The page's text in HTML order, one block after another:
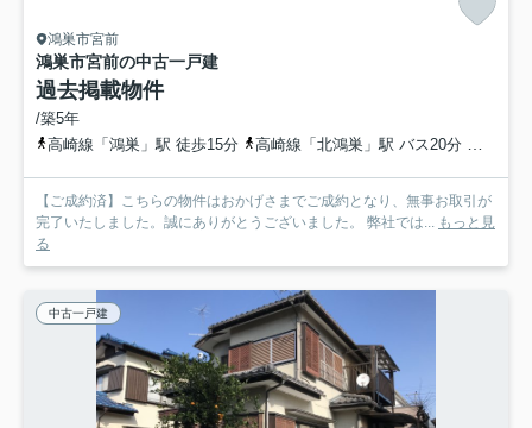
鴻巣市宮前
鴻巣市宮前の中古一戸建
過去掲載物件
/築5年
高崎線「鴻巣」駅 徒歩15分
高崎線「北鴻巣」駅 バス20分 埼玉県鴻巣市「宮前原」 停歩3分
【ご成約済】こちらの物件はおかげさまでご成約となり、無事お取引が
完了いたしました。誠にありがとうございました。 弊社では...
もっと見
る
中古一戸建